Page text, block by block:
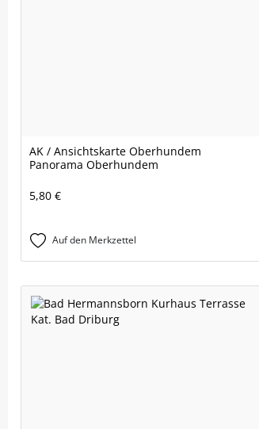
AK / Ansichtskarte Oberhundem
Panorama Oberhundem
5,80 €
Auf den Merkzettel